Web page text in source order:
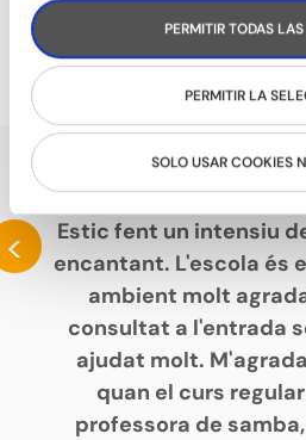
PERMITIR TODAS
PERMITIR LA
SOLO USAR COOKIES
PARLEN DE
<
Estic fent un intensiu
encantant. L'escola és
ambient molt
consultat a l'entrada
ajudat molt.
quan el curs
professora de